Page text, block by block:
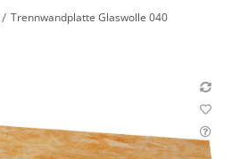
Trennwandplatte Glaswolle 040